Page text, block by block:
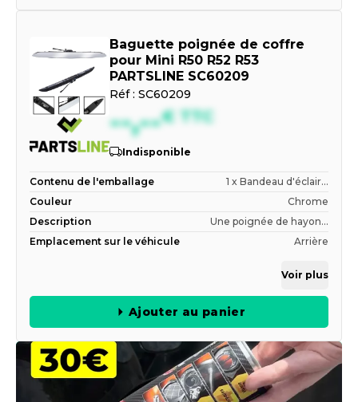
Baguette poignée de coffre
pour Mini R50 R52 R53
PARTSLINE SC60209
Réf : SC60209
--,--€ TTC
Indisponible
Contenu de l'emballage
1 x Bandeau d'éclair...
Couleur
Chrome
Description
Une poignée de hayon...
Emplacement sur le véhicule
Arrière
Voir plus
Ajouter au panier